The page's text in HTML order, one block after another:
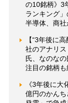
の10銘柄》3
ランキング
半導体、商社
【“3年後に
社のアナリ
氏、なのな
注目の銘柄も
《3年後に
億円のかん